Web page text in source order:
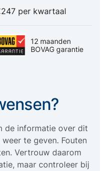
per kwartaal
12 maanden
BOVAG garantie
de informatie over dit
te geven. Fouten
Vertrouw daarom
maar controleer bij